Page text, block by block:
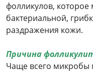
фолликулов, которое
бактериальной,
раздражения кожи.
Причина
Чаще всего микробы